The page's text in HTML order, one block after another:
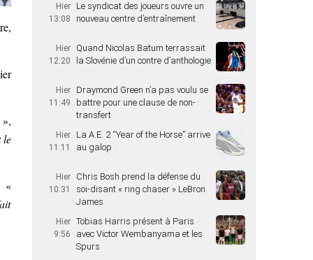
le
«
Hier
13:08
Le syndicat des joueurs ouvre un
nouveau centre d’entraînement
Hier
12:20
Quand Nicolas Batum terrassait
la Slovénie d’un contre d’anthologie
Hier
11:49
Draymond Green n’a pas voulu se
battre pour une clause de non-
transfert
Hier
11:11
La A.E. 2 “Year of the Horse” arrive
au galop
Hier
10:31
Chris Bosh prend la défense du
soi-disant « ring chaser » LeBron
James
Hier
9:56
Tobias Harris présent à Paris
avec Victor Wembanyama et les
Spurs